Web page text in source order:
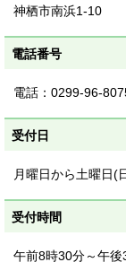
神栖市南浜1-10
電話番号
電話：0299-96-
受付日
月曜日から土曜日(
受付時間
午前8時30分～午